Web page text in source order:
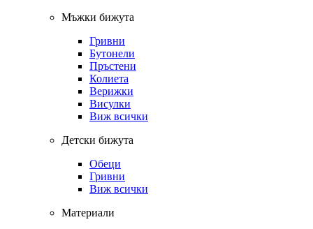
Мъжки бижута
Гривни
Бутонели
Пръстени
Колиета
Верижки
Висулки
Виж всички
Детски бижута
Обеци
Гривни
Виж всички
Материали